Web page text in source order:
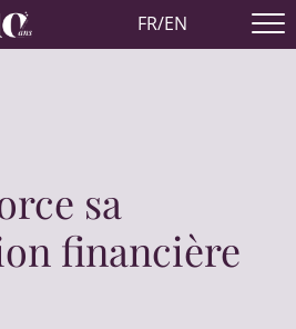
FR/EN
sa
financière